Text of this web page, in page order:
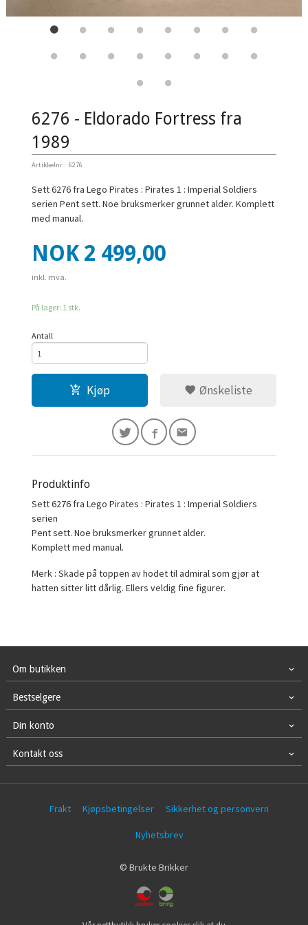
6276 - Eldorado Fortress fra
1989
Artikkelnr.: 6276
Sett 6276 fra Lego Pirates : Pirates 1 : Imperial Soldiers
serien Pent sett. Noe bruksmerker grunnet alder. Komplett
med manual.
Pris
NOK 2 499,00
inkl. mva.
På lager: 1 stk.
Antall
Kjøp Ønskeliste
Produktinfo
Sett 6276 fra Lego Pirates : Pirates 1 : Imperial Soldiers
serien
Pent sett. Noe bruksmerker grunnet alder.
Komplett med manual.
Merk : Skade på toppen av hodet til admiral som gjør at
hatten sitter litt dårlig. Ellers veldig fine figurer.
Om butikken
Bestselgere
Din konto
Kontakt oss
Frakt Kjøpsbetingelser Sikkerhet og personvern
Nyhetsbrev
© Brukte Brikker